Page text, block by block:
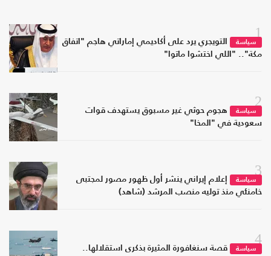
1
سياسة
التويجري يرد على أكاديمي إماراتي هاجم "اتفاق
مكة".. "اللي اختشوا ماتوا"
2
سياسة
هجوم حوثي غير مسبوق يستهدف قوات
سعودية في "المخا"
3
سياسة
إعلام إيراني ينشر أول ظهور مصور لمجتبى
خامنئي منذ توليه منصب المرشد (شاهد)
4
سياسة
قصة سنغافورة المثيرة بذكرى استقلالها..